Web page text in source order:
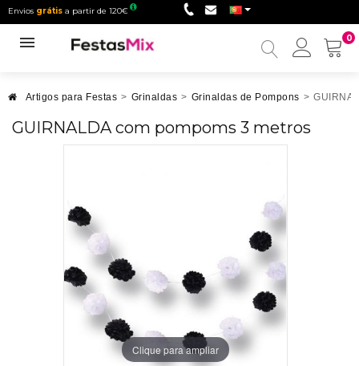
Envios grátis a partir de 120€
0
Minha
Artigos para Festas > Grinaldas > Grinaldas de Pompons >
GUIRNALDA com pompoms 3 metros
Clique para ampliar